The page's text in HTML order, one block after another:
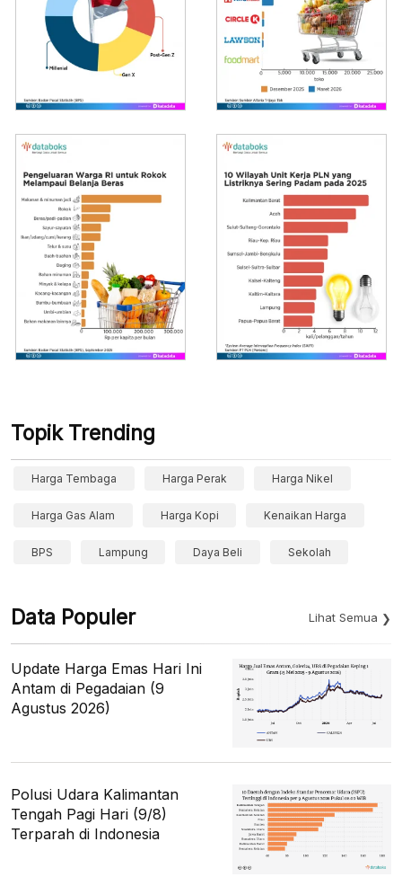
Topik Trending
Harga Tembaga Harga Perak Harga Nikel
Harga Gas Alam Harga Kopi Kenaikan Harga
BPS Lampung Daya Beli Sekolah
Data Populer Lihat Semua
Update Harga Emas Hari Ini
Antam di Pegadaian (9
Agustus 2026)
Polusi Udara Kalimantan
Tengah Pagi Hari (9/8)
Terparah di Indonesia